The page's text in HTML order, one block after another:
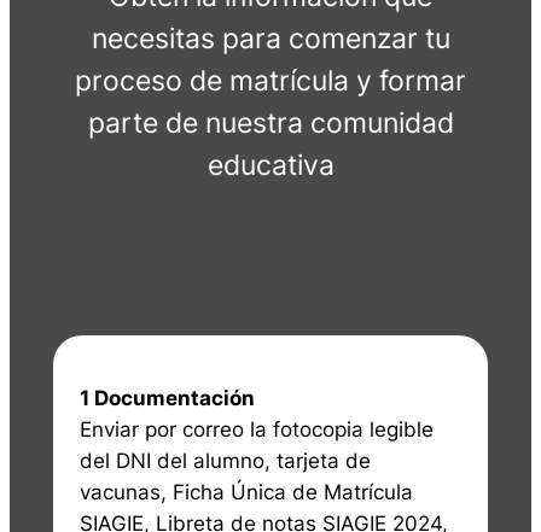
necesitas para comenzar tu
proceso de matrícula y formar
parte de nuestra comunidad
educativa
1 Documentación
Enviar por correo la fotocopia legible
del DNI del alumno, tarjeta de
vacunas, Ficha Única de Matrícula
SIAGIE, Libreta de notas SIAGIE 2024,